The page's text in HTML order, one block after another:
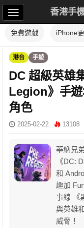
香港手
免費遊戲 iPhone
港台 手遊
DC 超級英雄
Legion》手
角色
2025-02-22 13108
華納兄
《DC:
和
趣加
事線 《
與英雄
威脅！